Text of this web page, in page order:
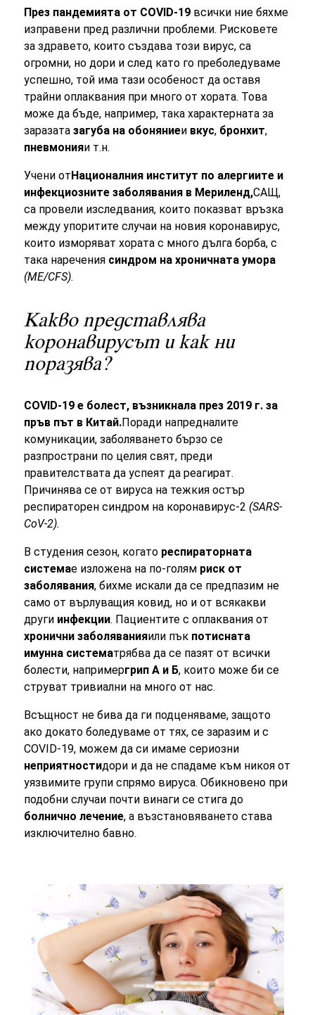
През пандемията от COVID-19 всички ние бяхме
изправени пред различни проблеми. Рисковете
за здравето, които създава този вирус, са
огромни, но дори и след като го преболедуваме
успешно, той има тази особеност да оставя
трайни оплаквания при много от хората. Това
може да бъде, например, така характерната за
заразатазагуба на обоняниеи вкус, бронхит,
пневмонияи т.н.
Учени отНационалния институт по алергиите и
инфекциозните заболявания в Мериленд,САЩ,
са провели изследвания, които показват връзка
между упоритите случаи на новия коронавирус,
които изморяват хората с много дълга борба, с
така наречения синдром на хроничната умора
(ME/CFS).
Какво представлява
коронавирусът и как ни
поразява?
COVID-19 е болест, възникнала през 2019 г. за
пръв път в Китай.Поради напредналите
комуникации, заболяването бързо се
разпространи по целия свят, преди
правителствата да успеят да реагират.
Причинява се от вируса на тежкия остър
респираторен синдром на коронавирус-2 (SARS-
CoV-2).
В студения сезон, когато респираторната
системае изложена на по-голям риск от
заболявания, бихме искали да се предпазим не
само от върлуващия ковид, но и от всякакви
други инфекции. Пациентите с оплаквания от
хронични заболяванияили пък потисната
имунна систематрябва да се пазят от всички
болести, напримергрип А и Б, които може би се
струват тривиални на много от нас.
Всъщност не бива да ги подценяваме, защото
ако докато боледуваме от тях, се заразим и с
COVID-19, можем да си имаме сериозни
неприятностидори и да не спадаме към никоя от
уязвимите групи спрямо вируса. Обикновено при
подобни случаи почти винаги се стига до
болнично лечение, а възстановяването става
изключително бавно.